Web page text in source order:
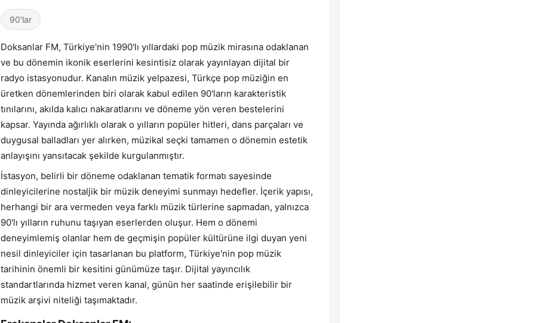
90'lar
Doksanlar FM, Türkiye'nin 1990'lı yıllardaki pop müzik mirasına odaklanan
ve bu dönemin ikonik eserlerini kesintisiz olarak yayınlayan dijital bir
radyo istasyonudur. Kanalın müzik yelpazesi, Türkçe pop müziğin en
üretken dönemlerinden biri olarak kabul edilen 90'ların karakteristik
tınılarını, akılda kalıcı nakaratlarını ve döneme yön veren bestelerini
kapsar. Yayında ağırlıklı olarak o yılların popüler hitleri, dans parçaları ve
duygusal balladları yer alırken, müzikal seçki tamamen o dönemin estetik
anlayışını yansıtacak şekilde kurgulanmıştır.
İstasyon, belirli bir döneme odaklanan tematik formatı sayesinde
dinleyicilerine nostaljik bir müzik deneyimi sunmayı hedefler. İçerik yapısı,
herhangi bir ara vermeden veya farklı müzik türlerine sapmadan, yalnızca
90'lı yılların ruhunu taşıyan eserlerden oluşur. Hem o dönemi
deneyimlemiş olanlar hem de geçmişin popüler kültürüne ilgi duyan yeni
nesil dinleyiciler için tasarlanan bu platform, Türkiye'nin pop müzik
tarihinin önemli bir kesitini günümüze taşır. Dijital yayıncılık
standartlarında hizmet veren kanal, günün her saatinde erişilebilir bir
müzik arşivi niteliği taşımaktadır.